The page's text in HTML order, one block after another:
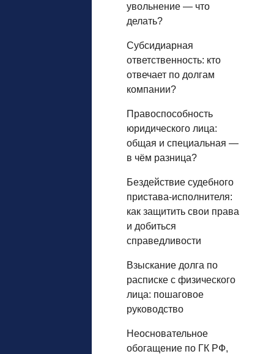
увольнение — что
делать?
Субсидиарная
ответственность: кто
отвечает по долгам
компании?
Правоспособность
юридического лица:
общая и специальная —
в чём разница?
Бездействие судебного
пристава-исполнителя:
как защитить свои права
и добиться
справедливости
Взыскание долга по
расписке с физического
лица: пошаговое
руководство
Неосновательное
обогащение по ГК РФ,